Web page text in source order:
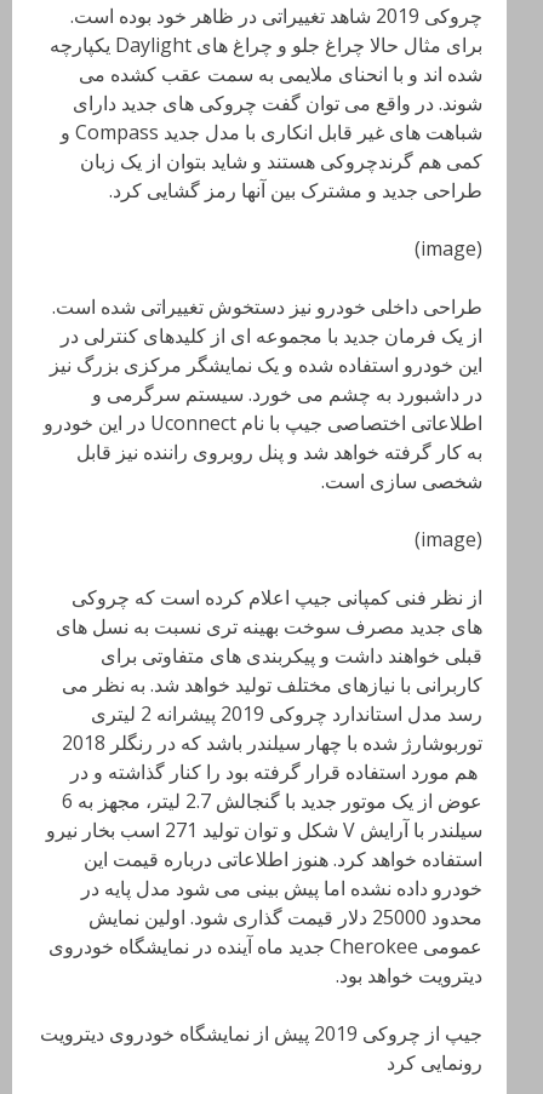
چروکی 2019 شاهد تغییراتی در ظاهر خود بوده است.
برای مثال حالا چراغ جلو و چراغ های Daylight یکپارچه
شده اند و با انحنای ملایمی به سمت عقب کشده می
شوند. در واقع می توان گفت چروکی های جدید دارای
شباهت های غیر قابل انکاری با مدل جدید Compass و
کمی هم گرندچروکی هستند و شاید بتوان از یک زبان
طراحی جدید و مشترک بین آنها رمز گشایی کرد.
طراحی داخلی خودرو نیز دستخوش تغییراتی شده است.
از یک فرمان جدید با مجموعه ای از کلیدهای کنترلی در
این خودرو استفاده شده و یک نمایشگر مرکزی بزرگ نیز
در داشبورد به چشم می خورد. سیستم سرگرمی و
اطلاعاتی اختصاصی جیپ با نام Uconnect در این خودرو
به کار گرفته خواهد شد و پنل روبروی راننده نیز قابل
شخصی سازی است.
از نظر فنی کمپانی جیپ اعلام کرده است که چروکی
های جدید مصرف سوخت بهینه تری نسبت به نسل های
قبلی خواهند داشت و پیکربندی های متفاوتی برای
کاربرانی با نیازهای مختلف تولید خواهد شد. به نظر می
رسد مدل استاندارد چروکی 2019 پیشرانه 2 لیتری
توربوشارژ شده با چهار سیلندر باشد که در رنگلر 2018
هم مورد استفاده قرار گرفته بود را کنار گذاشته و در
عوض از یک موتور جدید با گنجالش 2.7 لیتر، مجهز به 6
سیلندر با آرایش V شکل و توان تولید 271 اسب بخار نیرو
استفاده خواهد کرد. هنوز اطلاعاتی درباره قیمت این
خودرو داده نشده اما پیش بینی می شود مدل پایه در
محدود 25000 دلار قیمت گذاری شود. اولین نمایش
عمومی Cherokee جدید ماه آینده در نمایشگاه خودروی
دیترویت خواهد بود.
جیپ از چروکی 2019 پیش از نمایشگاه خودروی دیترویت
رونمایی کرد